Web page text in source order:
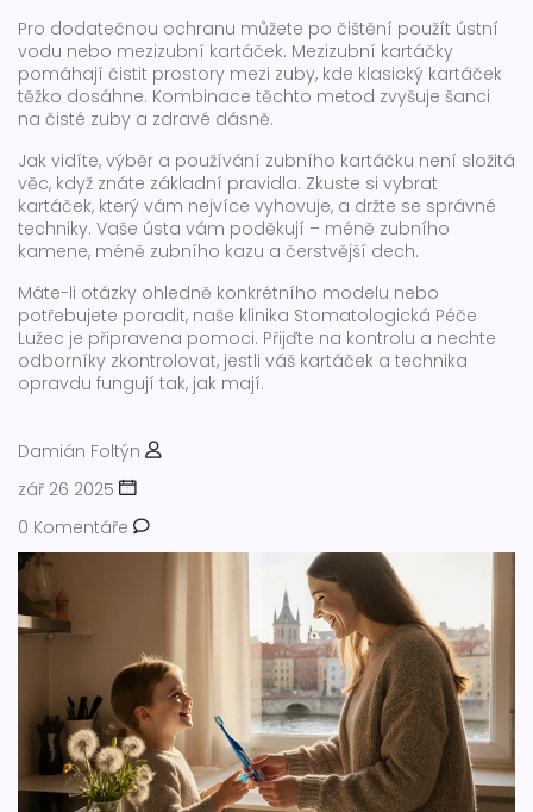
Pro dodatečnou ochranu můžete po čištění použít ústní
vodu nebo mezizubní kartáček. Mezizubní kartáčky
pomáhají čistit prostory mezi zuby, kde klasický kartáček
těžko dosáhne. Kombinace těchto metod zvyšuje šanci
na čisté zuby a zdravé dásně.
Jak vidíte, výběr a používání zubního kartáčku není složitá
věc, když znáte základní pravidla. Zkuste si vybrat
kartáček, který vám nejvíce vyhovuje, a držte se správné
techniky. Vaše ústa vám poděkují – méně zubního
kamene, méně zubního kazu a čerstvější dech.
Máte-li otázky ohledně konkrétního modelu nebo
potřebujete poradit, naše klinika Stomatologická Péče
Lužec je připravena pomoci. Přijďte na kontrolu a nechte
odborníky zkontrolovat, jestli váš kartáček a technika
opravdu fungují tak, jak mají.
Damián Foltýn
zář 26 2025
0 Komentáře